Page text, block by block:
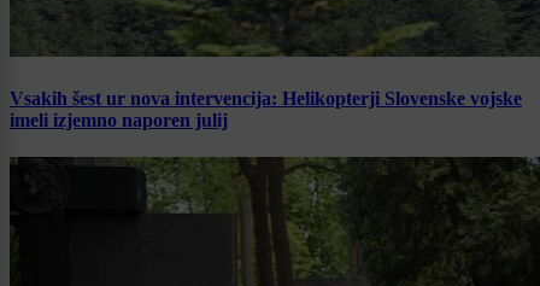
Vsakih šest ur nova intervencija: Helikopterji Slovenske vojske
imeli izjemno naporen julij